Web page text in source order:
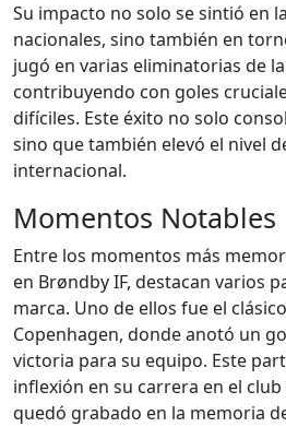
Su impacto no solo se sintió en
nacionales, sino también en
jugó en varias eliminatorias de la
contribuyendo con goles
difíciles. Este éxito no solo
sino que también elevó el nivel
internacional.
Momentos Notables
Entre los momentos más
en Brøndby IF, destacan varios
marca. Uno de ellos fue el
Copenhagen, donde anotó un
victoria para su equipo. Este
inflexión en su carrera en el
quedó grabado en la memoria